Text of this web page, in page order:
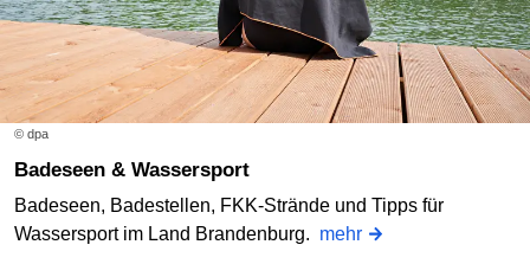
© dpa
Badeseen & Wassersport
Badeseen, Badestellen, FKK-Strände und Tipps für
Wassersport im Land Brandenburg. mehr